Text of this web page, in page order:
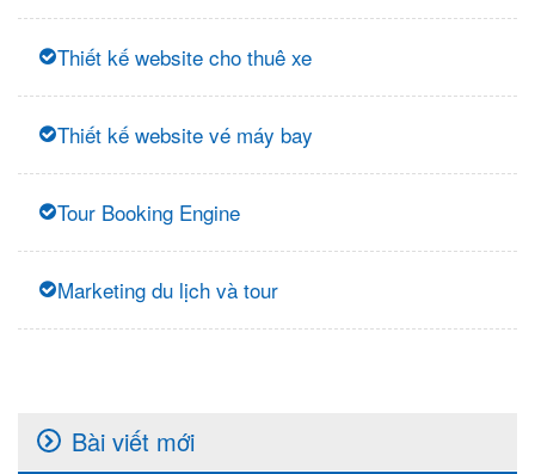
Thiết kế website cho thuê xe
Thiết kế website vé máy bay
Tour Booking Engine
Marketing du lịch và tour
Bài viết mới